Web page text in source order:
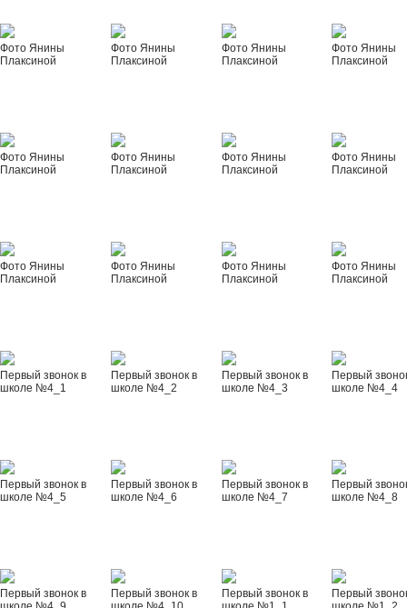
Фото Янины
Плаксиной
Фото Янины
Плаксиной
Фото Янины
Плаксиной
Фото Янины
Плаксиной
Фото Янины
Плаксиной
Фото Янины
Плаксиной
Фото Янины
Плаксиной
Фото Янины
Плаксиной
Фото Янины
Плаксиной
Фото Янины
Плаксиной
Фото Янины
Плаксиной
Фото Янины
Плаксиной
Первый звонок в
школе №4_1
Первый звонок в
школе №4_2
Первый звонок в
школе №4_3
Первый
школе №4_4
Первый звонок в
школе №4_5
Первый звонок в
школе №4_6
Первый звонок в
школе №4_7
Первый
школе №4_8
Первый звонок в
Первый звонок в
Первый звонок в
Первый